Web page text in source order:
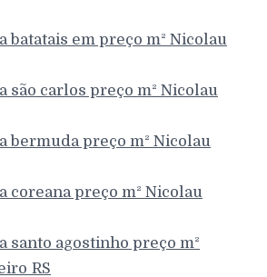
batatais em preço m² Nicolau
são carlos preço m² Nicolau
bermuda preço m² Nicolau
coreana preço m² Nicolau
santo agostinho preço m²
RS